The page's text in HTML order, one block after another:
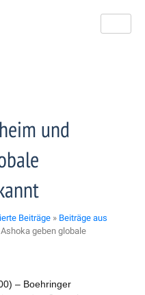
und
Beiträge » Beiträge aus
geben globale
– Boehringer